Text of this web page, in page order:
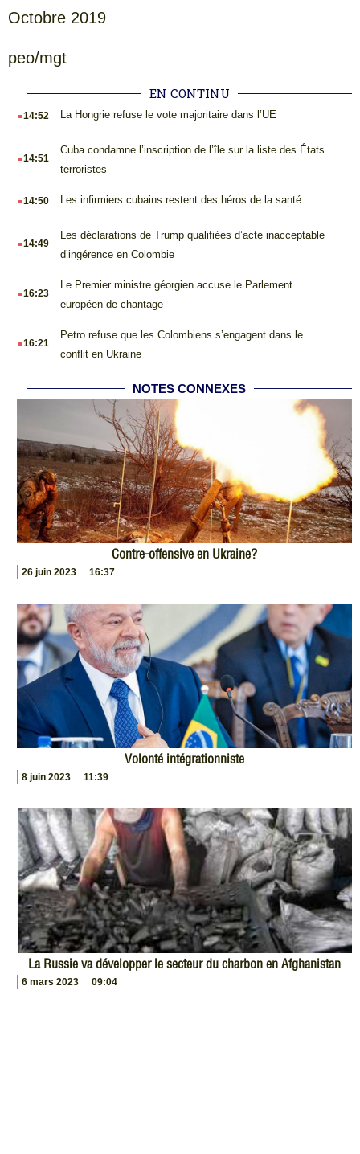
Octobre 2019
peo/mgt
EN CONTINU
.14:52 La Hongrie refuse le vote majoritaire dans l’UE
.14:51
Cuba condamne l’inscription de l’île sur la liste des États
terroristes
.14:50 Les infirmiers cubains restent des héros de la santé
.14:49
Les déclarations de Trump qualifiées d’acte inacceptable
d’ingérence en Colombie
.16:23
Le Premier ministre géorgien accuse le Parlement
européen de chantage
.16:21
Petro refuse que les Colombiens s’engagent dans le
conflit en Ukraine
NOTES CONNEXES
Contre-offensive en Ukraine?
26 juin 2023 16:37
Volonté intégrationniste
8 juin 2023 11:39
La Russie va développer le secteur du charbon en Afghanistan
6 mars 2023 09:04